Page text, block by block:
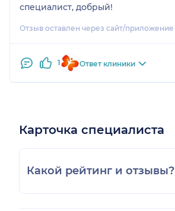
специалист, добрый!
Отзыв оставлен через сайт/приложение
1 Ответ клиники
Карточка специалиста
Какой рейтинг и отзывы?